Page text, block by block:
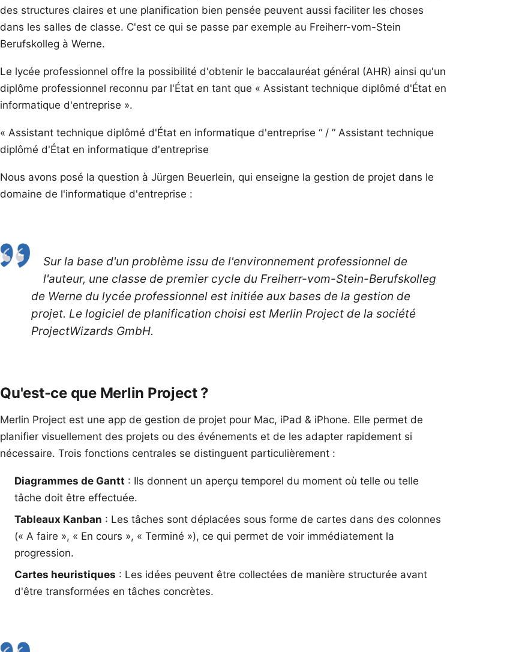
des structures claires et une planification bien pensée peuvent aussi faciliter les choses
dans les salles de classe. C'est ce qui se passe par exemple au Freiherr-vom-Stein
Berufskolleg à Werne.
Le lycée professionnel offre la possibilité d'obtenir le baccalauréat général (AHR) ainsi qu'un
diplôme professionnel reconnu par l'État en tant que « Assistant technique diplômé d'État en
informatique d'entreprise ».
« Assistant technique diplômé d'État en informatique d'entreprise “ / ” Assistant technique
diplômé d'État en informatique d'entreprise
Nous avons posé la question à Jürgen Beuerlein, qui enseigne la gestion de projet dans le
domaine de l'informatique d'entreprise :
Sur la base d'un problème issu de l'environnement professionnel de
l'auteur, une classe de premier cycle du Freiherr-vom-Stein-Berufskolleg
de Werne du lycée professionnel est initiée aux bases de la gestion de
projet. Le logiciel de planification choisi est Merlin Project de la société
ProjectWizards GmbH.
Qu'est-ce que Merlin Project ?
Merlin Project est une app de gestion de projet pour Mac, iPad & iPhone. Elle permet de
planifier visuellement des projets ou des événements et de les adapter rapidement si
nécessaire. Trois fonctions centrales se distinguent particulièrement :
Diagrammes de Gantt : Ils donnent un aperçu temporel du moment où telle ou telle
tâche doit être effectuée.
Tableaux Kanban : Les tâches sont déplacées sous forme de cartes dans des colonnes
(« A faire », « En cours », « Terminé »), ce qui permet de voir immédiatement la
progression.
Cartes heuristiques : Les idées peuvent être collectées de manière structurée avant
d'être transformées en tâches concrètes.